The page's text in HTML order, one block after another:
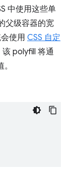
中使用这些单
父级容器的宽
使用 CSS 自定
该 polyfill 将通